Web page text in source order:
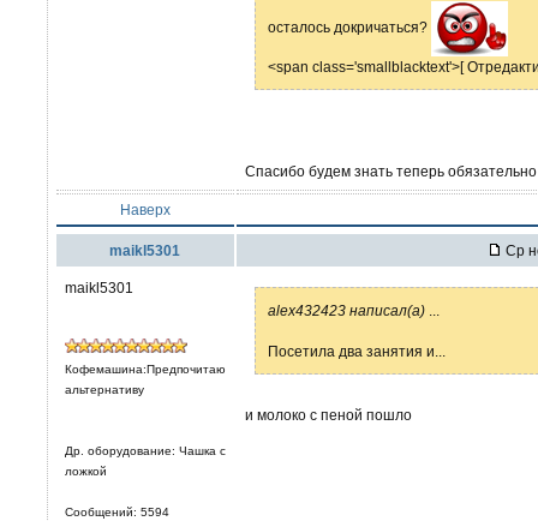
осталось докричаться?
<span class='smallblacktext'>[
Спасибо будем знать теперь
Наверх
maikl5301 Ср
maikl5301
Кофемашина:Предпочитаю
альтернативу
Др. оборудование: Чашка с
ложкой
Сообщений: 5594
alex432423 написал(а)
Посетила два занятия и...
и молоко с пеной пошло